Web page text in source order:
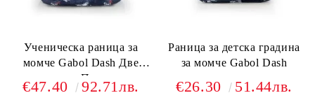
Ученическа раница за
момче Gabol Dash Две
отделения Подплатен
полиестерен гръб
€47.40 92.71лв.
Раница за детска градина
за момче Gabol Dash
€26.30 51.44лв.